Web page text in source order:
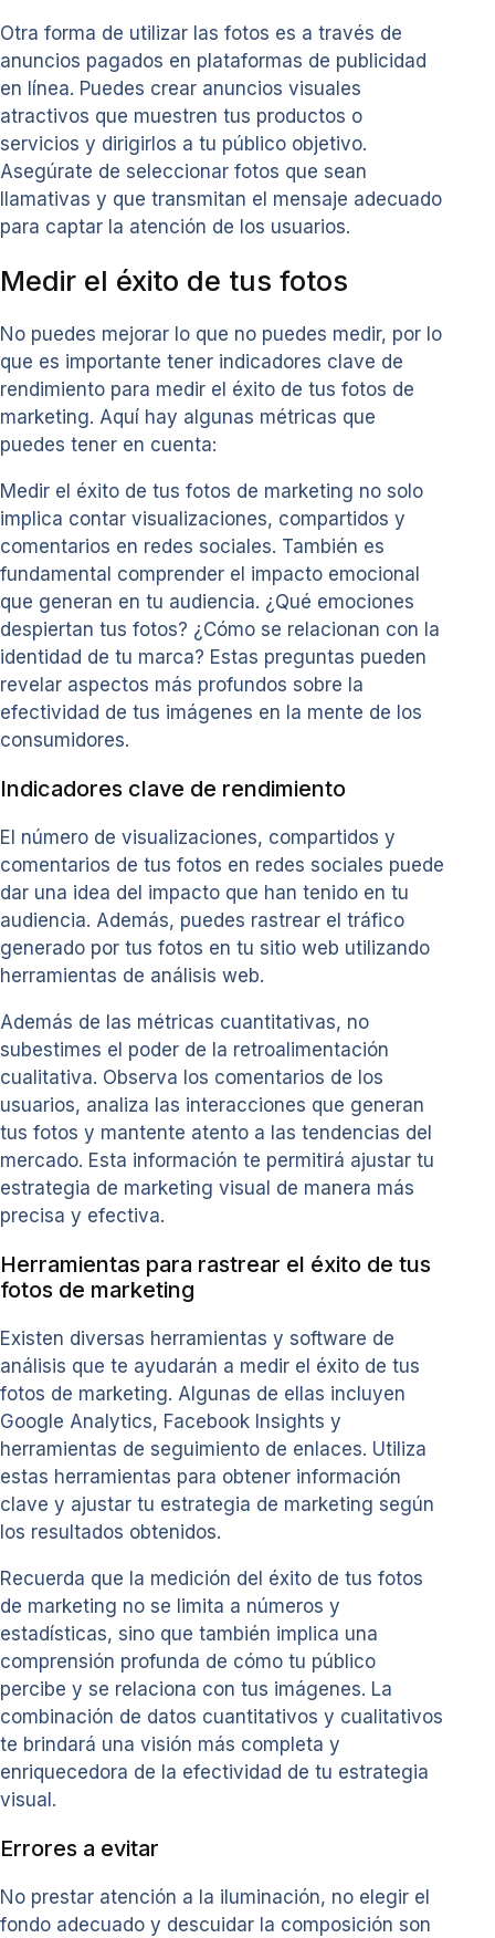
Otra forma de utilizar las fotos es a través de
anuncios pagados en plataformas de publicidad
en línea. Puedes crear anuncios visuales
atractivos que muestren tus productos o
servicios y dirigirlos a tu público objetivo.
Asegúrate de seleccionar fotos que sean
llamativas y que transmitan el mensaje adecuado
para captar la atención de los usuarios.
Medir el éxito de tus fotos
No puedes mejorar lo que no puedes medir, por lo
que es importante tener indicadores clave de
rendimiento para medir el éxito de tus fotos de
marketing. Aquí hay algunas métricas que
puedes tener en cuenta:
Medir el éxito de tus fotos de marketing no solo
implica contar visualizaciones, compartidos y
comentarios en redes sociales. También es
fundamental comprender el impacto emocional
que generan en tu audiencia. ¿Qué emociones
despiertan tus fotos? ¿Cómo se relacionan con la
identidad de tu marca? Estas preguntas pueden
revelar aspectos más profundos sobre la
efectividad de tus imágenes en la mente de los
consumidores.
Indicadores clave de rendimiento
El número de visualizaciones, compartidos y
comentarios de tus fotos en redes sociales puede
dar una idea del impacto que han tenido en tu
audiencia. Además, puedes rastrear el tráfico
generado por tus fotos en tu sitio web utilizando
herramientas de análisis web.
Además de las métricas cuantitativas, no
subestimes el poder de la retroalimentación
cualitativa. Observa los comentarios de los
usuarios, analiza las interacciones que generan
tus fotos y mantente atento a las tendencias del
mercado. Esta información te permitirá ajustar tu
estrategia de marketing visual de manera más
precisa y efectiva.
Herramientas para rastrear el éxito de tus
fotos de marketing
Existen diversas herramientas y software de
análisis que te ayudarán a medir el éxito de tus
fotos de marketing. Algunas de ellas incluyen
Google Analytics, Facebook Insights y
herramientas de seguimiento de enlaces. Utiliza
estas herramientas para obtener información
clave y ajustar tu estrategia de marketing según
los resultados obtenidos.
Recuerda que la medición del éxito de tus fotos
de marketing no se limita a números y
estadísticas, sino que también implica una
comprensión profunda de cómo tu público
percibe y se relaciona con tus imágenes. La
combinación de datos cuantitativos y cualitativos
te brindará una visión más completa y
enriquecedora de la efectividad de tu estrategia
visual.
Errores a evitar
No prestar atención a la iluminación, no elegir el
fondo adecuado y descuidar la composición son